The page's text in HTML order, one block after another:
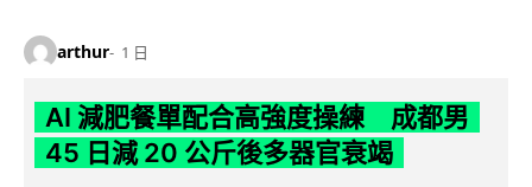
arthur 1 日
AI 減肥餐單配合高強度操練 成都男
45 日減 20 公斤後多器官衰竭